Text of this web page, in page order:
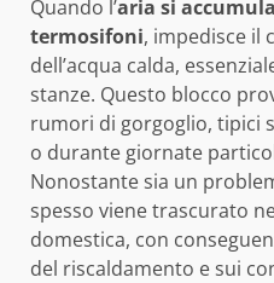
Quando l’aria si
termosifoni, impedisce il
dell’acqua calda,
stanze. Questo blocco
rumori di gorgoglio, tipici
o durante giornate
Nonostante sia un
spesso viene trascurato
domestica, con
del riscaldamento e sui